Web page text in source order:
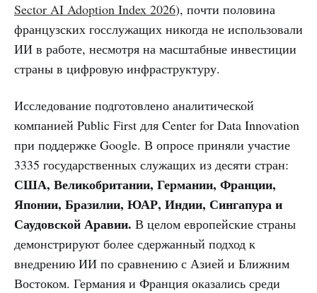
Sector AI Adoption Index 2026), почти половина
французских госслужащих никогда не использовали
ИИ в работе, несмотря на масштабные инвестиции
страны в цифровую инфраструктуру.
Исследование подготовлено аналитической
компанией Public First для Center for Data Innovation
при поддержке Google. В опросе приняли участие
3335 государственных служащих из десяти стран:
США, Великобритании, Германии, Франции,
Японии, Бразилии, ЮАР, Индии, Сингапура и
Саудовской Аравии. В целом европейские страны
демонстрируют более сдержанный подход к
внедрению ИИ по сравнению с Азией и Ближним
Востоком. Германия и Франция оказались среди